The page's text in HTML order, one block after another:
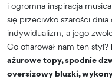
i ogromna inspiracja
się przeciwko szarości dnia
indywidualizm, a jego
Co ofiarował nam ten styl?
ażurowe topy, spodnie
oversizowy bluzki,